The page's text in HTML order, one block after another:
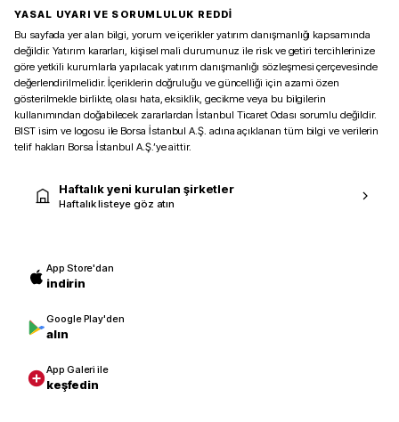
YASAL UYARI VE SORUMLULUK REDDİ
Bu sayfada yer alan bilgi, yorum ve içerikler yatırım danışmanlığı kapsamında
değildir. Yatırım kararları, kişisel mali durumunuz ile risk ve getiri tercihlerinize
göre yetkili kurumlarla yapılacak yatırım danışmanlığı sözleşmesi çerçevesinde
değerlendirilmelidir. İçeriklerin doğruluğu ve güncelliği için azami özen
gösterilmekle birlikte, olası hata, eksiklik, gecikme veya bu bilgilerin
kullanımından doğabilecek zararlardan İstanbul Ticaret Odası sorumlu değildir.
BIST isim ve logosu ile Borsa İstanbul A.Ş. adına açıklanan tüm bilgi ve verilerin
telif hakları Borsa İstanbul A.Ş.’ye aittir.
Haftalık yeni kurulan şirketler
Haftalık listeye göz atın
App Store'dan
indirin
Google Play'den
alın
App Galeri ile
keşfedin